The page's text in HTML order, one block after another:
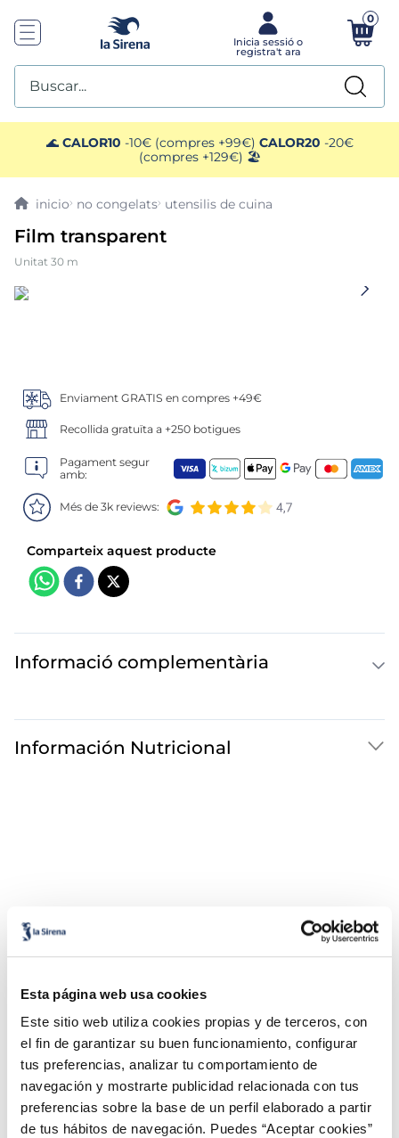
Esta página web usa cookies
Este sitio web utiliza cookies propias y de terceros, con
el fin de garantizar su buen funcionamiento, configurar
tus preferencias, analizar tu comportamiento de
navegación y mostrarte publicidad relacionada con tus
preferencias sobre la base de un perfil elaborado a partir
de tus hábitos de navegación. Puedes “Aceptar cookies”
0
Buscar...
🌊 CALOR10 -10€ (compres +99€) CALOR20 -20€
(compres +129€) 🏖️
no congelats utensilis de cuina
Film transparent
Unitat 30 m
Enviament GRATIS en compres +49€
Recollida gratuïta a +250 botigues
Pagament segur
amb:
Més de 3k reviews:
Informació complementària
Información Nutricional
Combina-ho i fes un menú de 10!
TOP SEARCHES
1. mariscos
3 menus
6. tarrina helado
. salmó premium
10. helados polos